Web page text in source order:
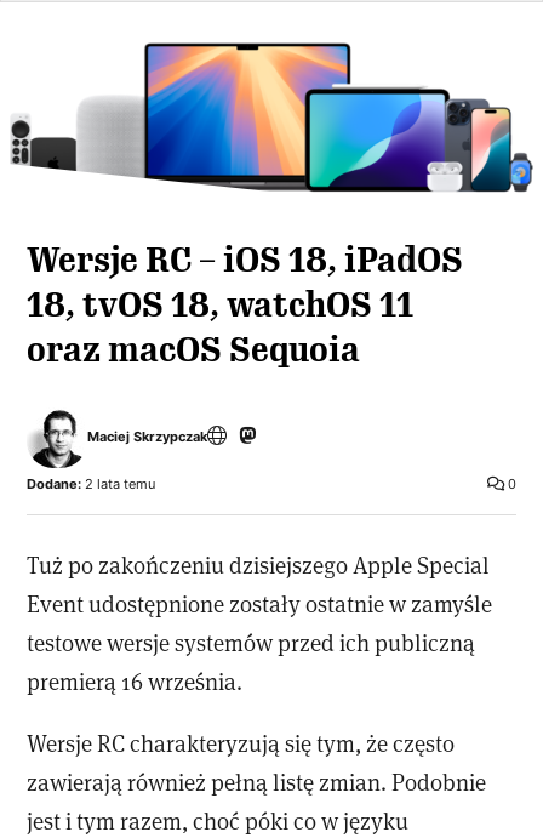
Wersje RC – iOS 18, iPadOS
18, tvOS 18, watchOS 11
oraz macOS Sequoia
Maciej Skrzypczak
0
Dodane: 2 lata temu
Tuż po zakończeniu dzisiejszego Apple Special
Event udostępnione zostały ostatnie w zamyśle
testowe wersje systemów przed ich publiczną
premierą 16 września.
Wersje RC charakteryzują się tym, że często
zawierają również pełną listę zmian. Podobnie
jest i tym razem, choć póki co w języku